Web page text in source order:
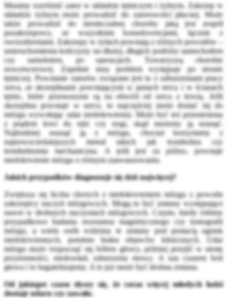
Musimy rozróżnić zator w układzie tętniczym i żylnym. Zakrzep w
układzie żylnym może prowadzić do zatorowości płucnej. Może
także prowadzić do nieuleczalnej choroby jaką jest zespół
pozakrzepowy, ze wszystkimi konsekwencjami, łącznie z
owrzodzeniami. Zakrzepy w żyłach powstają z różnych powodów –
unieruchomienia kończyny na dłużej, długich podróży samochodem
czy samolotem, po operacjach. Towarzyszą chorobie
nowotworowej. Zupełnie inny problem występuje po stronie
tętniczej. Powstanie zatorów związane jest tu z zaburzeniami pracy
serca, ze skrzeplinami powstającymi w jamach serca i w ścianach
tętnic, które przenoszone są na obwód od serca z krwią. Jeśli
skrzeplina powstaje w sercu, to najczęściej może dostać się do
mózgu wywołując udar niedokrwienny. Może być też przeniesiona
z prądem krwi do ręki czy nogi, skąd możemy ją usunąć.
Najtrudniej usunąć ją z mózgu, chociaż korzystamy z
najnowocześniejszych metod takich jak tromboliza czy
trombektomia mechaniczna. A jeśli jest za późno, powstaje
niedokrwienie mózgu o różnym zaawansowaniu.
Jakich przypadków diagnozuje się dziś najwięcej?
Zwiększa się liczba chorych z niedokrwieniem mózgu z powodu
zakrzepicy naczyń mózgowych. Mogą to być zmiany występujące
nawet w drobnych naczyniach mózgowych. Często, kiedy robimy
przypadkowe badania rezonansu magnetycznego czy tomografii
mózgu, u wielu osób widzimy te zmiany pod postacią ognisk
niedokrwiennych, pomimo braku objawów klinicznych. Udar
mózgu może rozpocząć się bólem głowy, później przejść w utratę
przytomności, niedowład, zaburzenia mowy. A nas czasem boli
głowa i to bagatelizujemy. A to już może być drobna zmiana.
Od jakiegoś czasu słyszy się, że coraz więcej młodych ludzi
dostaje udaru czy zawału.